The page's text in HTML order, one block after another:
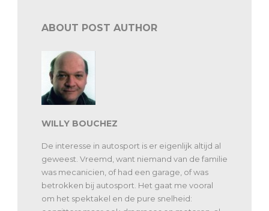
ABOUT POST AUTHOR
WILLY BOUCHEZ
De interesse in autosport is er eigenlijk altijd al
geweest. Vreemd, want niemand van de familie
was mecanicien, of had een garage, of was
betrokken bij autosport. Het gaat me vooral
om het spektakel en de pure snelheid: